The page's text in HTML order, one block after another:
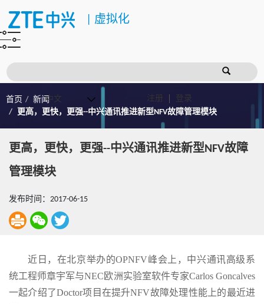
虚拟化
注册 登录
首页
新闻
更高，更快，更强--中兴通讯推进新型NFV故障管理模块
更高，更快，更强--中兴通讯推进新型NFV故障
管理模块
发布时间：2017-06-15
近日，在北京举办的OPNFV峰会上，中兴通讯高级系
统工程师章宇军与NEC欧洲实验室软件专家Carlos Goncalves
一起介绍了Doctor项目在提升NFV故障处理性能上的最近进